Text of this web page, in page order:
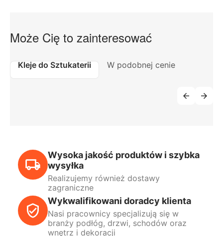
Może Cię to zainteresować
Kleje do Sztukaterii W podobnej cenie
Wysoka jakość produktów i szybka
wysyłka
Realizujemy również dostawy
zagraniczne
Wykwalifikowani doradcy klienta
Nasi pracownicy specjalizują się w
branży podłóg, drzwi, schodów oraz
wnętrz i dekoracji